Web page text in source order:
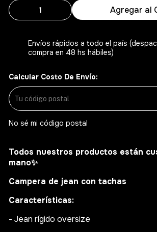
Agregar al
Envíos rápidos a todo el país
compra en 48 hs hábiles)
Calcular Costo De Envío:
No sé mi código postal
Todos nuestros productos están
mano✨
Campera de jean con tachas
Características:
- Jean rígido oversize